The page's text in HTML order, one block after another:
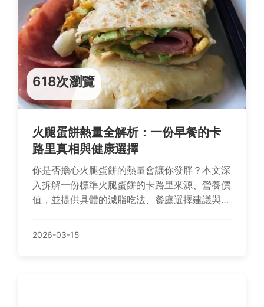
618次瀏覽
火腿蛋餅熱量全解析：一份早餐的卡
路里真相與健康選擇
你是否擔心火腿蛋餅的熱量會讓你發胖？本文深
入拆解一份標準火腿蛋餅的卡路里來源、營養價
值，並提供具體的減脂吃法、餐廳選擇建議與常
效管理體重與健康。
2026-03-15